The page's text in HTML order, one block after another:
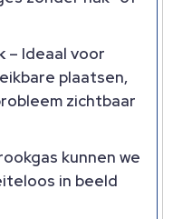
– Ideaal voor
plaatsen,
zichtbaar
kunnen we
in beeld